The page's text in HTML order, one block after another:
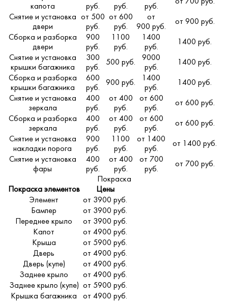
капота
руб.
руб.
руб.
Снятие и установка
двери
от 500
руб.
от 600
руб.
от
900 руб.
от 900 руб.
Сборка и разборка
двери
900
руб.
1100
руб.
1400
руб.
1400 руб.
Снятие и установка
крышки багажника
300
руб.
500 руб.
9000
руб.
1400 руб.
Сборка и разборка
крышки багажника
600
руб.
900 руб.
1400
руб.
1400 руб.
Снятие и установка
зеркала
400
руб.
от 400
руб.
от 600
руб.
от 600 руб.
Сборка и разборка
зеркала
400
руб.
от 400
руб.
от 600
руб.
от 600 руб.
Снятие и установка
накладки порога
900
руб.
1100
руб.
от 1400
руб.
от 1400 руб.
Снятие и установка
фары
400
руб.
от 400
руб.
от 700
руб.
от 700 руб.
Покраска
Покраска элементов
Цены
Элемент
от 3900 руб.
Бампер
от 3900 руб.
Переднее крыло
от 3900 руб.
Капот
от 4900 руб.
Крыша
от 5900 руб.
Дверь
от 4900 руб.
Дверь (купе)
от 4900 руб.
Заднее крыло
от 4900 руб.
Заднее крыло (купе) от 5900 руб.
Крышка багажника
от 4900 руб.